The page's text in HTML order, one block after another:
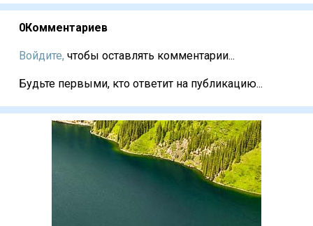
0Комментариев
Войдите, чтобы оставлять комментарии...
Будьте первыми, кто ответит на публикацию...